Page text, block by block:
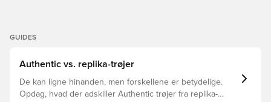
GUIDES
Authentic vs. replika-trøjer
De kan ligne hinanden, men forskellene er betydelige.
Opdag, hvad der adskiller Authentic trøjer fra replika-